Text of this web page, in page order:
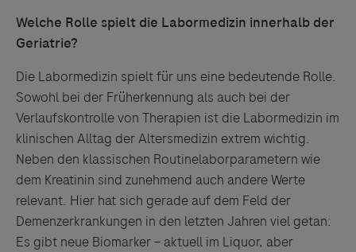
Welche Rolle spielt die Labormedizin innerhalb der
Geriatrie?
Die Labormedizin spielt für uns eine bedeutende Rolle.
Sowohl bei der Früherkennung als auch bei der
Verlaufskontrolle von Therapien ist die Labormedizin im
klinischen Alltag der Altersmedizin extrem wichtig.
Neben den klassischen Routinelaborparametern wie
dem Kreatinin sind zunehmend auch andere Werte
relevant. Hier hat sich gerade auf dem Feld der
Demenzerkrankungen in den letzten Jahren viel getan:
Es gibt neue Biomarker – aktuell im Liquor, aber